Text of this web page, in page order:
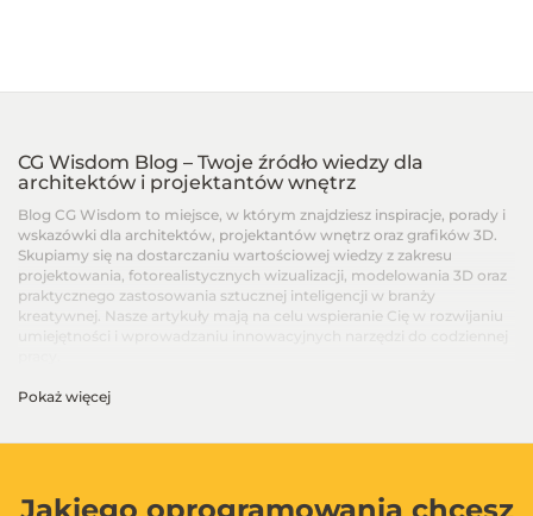
CG Wisdom Blog – Twoje źródło wiedzy dla
architektów i projektantów wnętrz
Blog CG Wisdom to miejsce, w którym znajdziesz inspiracje, porady i
wskazówki dla architektów, projektantów wnętrz oraz grafików 3D.
Skupiamy się na dostarczaniu wartościowej wiedzy z zakresu
projektowania, fotorealistycznych wizualizacji, modelowania 3D oraz
praktycznego zastosowania sztucznej inteligencji w branży
kreatywnej. Nasze artykuły mają na celu wspieranie Cię w rozwijaniu
Artykuły dla architektów i projektantów wnętrz –
Pokaż więcej